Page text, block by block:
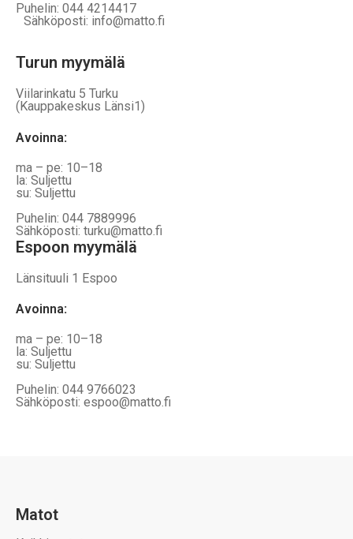
Puhelin: 044 4214417
Sähköposti: info@matto.fi
Turun myymälä
Viilarinkatu 5 Turku
(Kauppakeskus Länsi1)
Avoinna:
ma – pe: 10–18
la: Suljettu
su: Suljettu
Puhelin: 044 7889996
Sähköposti: turku@matto.fi
Espoon myymälä
Länsituuli 1 Espoo
Avoinna:
ma – pe: 10–18
la: Suljettu
su: Suljettu
Puhelin: 044 9766023
Sähköposti: espoo@matto.fi
Matot